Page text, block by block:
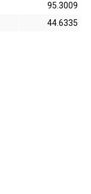
95.3009
44.6335